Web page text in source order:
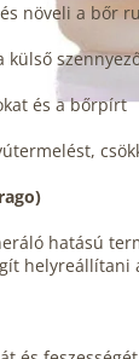
növeli a bőr
külső
és a bőrpírt
hatású
helyreállítani